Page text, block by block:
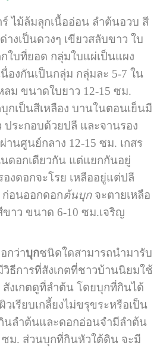
ไม้ล้มลุกเนื้ออ่อน ลำต้นอวบ สี
งเป็นดวงๆ เขียวสลับขาว ใบ
ใบที่ยอด กลุ่มใบแผ่เป็นแผง
องกันเป็นกลุ่ม กลุ่มละ 5-7 ใน
ม ขนาดใบยาว 12-15 ซม.
กเป็นสีเหลือง บานในตอนเย็นมี
ระกอบด้วยปลี และจานรอง
านศูนย์กลาง 12-15 ซม. เกสร
ดอกเดียวกัน แต่แยกกันอยู่
งดอกจะโรย เหลืออยู่แต่ปลี
ก่อนออกดอกต้นบุกจะตายเหลือ
าว ขนาด 6-10 ซม.เจริญ
ว่าบุกชนิดใดสามารถนำมารับ
ธีการที่สังเกตที่ชาวบ้านนิยมใช้
งเกตดูที่ลำต้น โดยบุกที่กินได้
รียบเกลี้ยงไม่ขรุขระหรือเป็น
ลำต้นและดอกอ่อนจำมีลำต้น
ซม. ส่วนบุกที่กินหัวใต้ดิน จะมี